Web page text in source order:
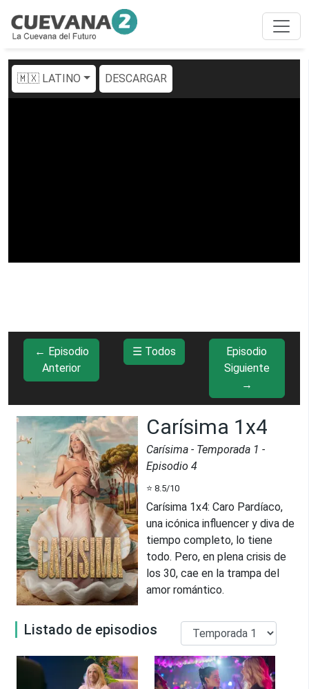
🇲🇽 LATINO DESCARGAR
← Episodio
Anterior
☰ Todos
Episodio
Siguiente
→
Carísima 1x4
Carísima - Temporada 1 -
Episodio 4
⭐ 8.5/10
Carísima 1x4: Caro Pardíaco,
una icónica influencer y diva de
tiempo completo, lo tiene
todo. Pero, en plena crisis de
los 30, cae en la trampa del
amor romántico.
Listado de episodios